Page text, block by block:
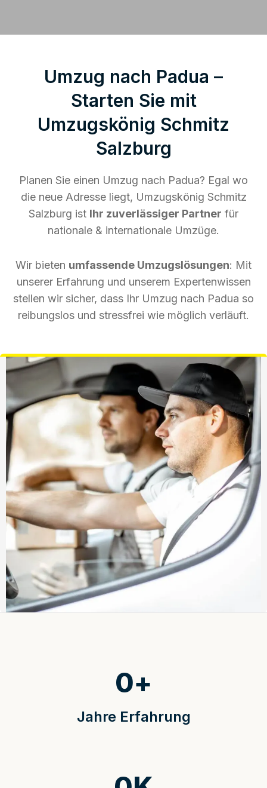
Umzug nach Padua –
Starten Sie mit
Umzugskönig Schmitz
Salzburg
Planen Sie einen Umzug nach Padua? Egal wo
die neue Adresse liegt, Umzugskönig Schmitz
Salzburg ist Ihr zuverlässiger Partner für
nationale & internationale Umzüge.
Wir bieten umfassende Umzugslösungen: Mit
unserer Erfahrung und unserem Expertenwissen
stellen wir sicher, dass Ihr Umzug nach Padua so
reibungslos und stressfrei wie möglich verläuft.
Jahre Erfahrung
0+